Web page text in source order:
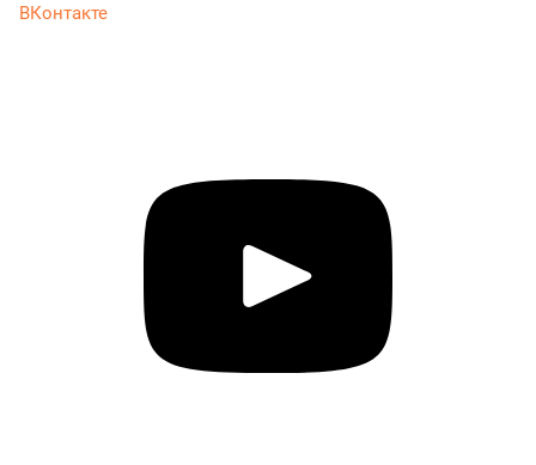
ВКонтакте